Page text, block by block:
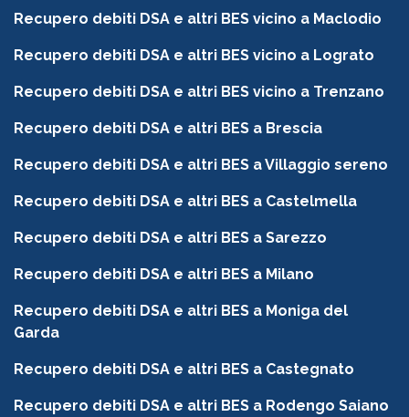
Recupero debiti DSA e altri BES vicino a Maclodio
Recupero debiti DSA e altri BES vicino a Lograto
Recupero debiti DSA e altri BES vicino a Trenzano
Recupero debiti DSA e altri BES a Brescia
Recupero debiti DSA e altri BES a Villaggio sereno
Recupero debiti DSA e altri BES a Castelmella
Recupero debiti DSA e altri BES a Sarezzo
Recupero debiti DSA e altri BES a Milano
Recupero debiti DSA e altri BES a Moniga del
Garda
Recupero debiti DSA e altri BES a Castegnato
Recupero debiti DSA e altri BES a Rodengo Saiano